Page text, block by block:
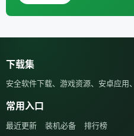
下载集
安全软件下载、游戏资源、安卓应用
常用入口
最近更新 装机必备
排行榜